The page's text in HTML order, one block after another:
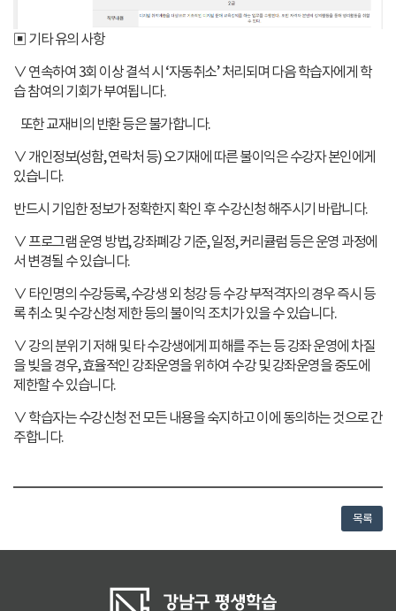
▣ 기타 유의 사항
∨ 연속하여 3회 이상 결석 시 ‘자동취소’ 처리되며 다음 학습자에게 학
습 참여의 기회가 부여됩니다.
또한 교재비의 반환 등은 불가합니다.
∨ 개인정보(성함, 연락처 등) 오기재에 따른 불이익은 수강자 본인에게
있습니다.
반드시 기입한 정보가 정확한지 확인 후 수강신청 해주시기 바랍니다.
∨ 프로그램 운영 방법, 강좌폐강 기준, 일정, 커리큘럼 등은 운영 과정에
서 변경될 수 있습니다.
∨ 타인명의 수강등록, 수강생 외 청강 등 수강 부적격자의 경우 즉시 등
록 취소 및 수강신청 제한 등의 불이익 조치가 있을 수 있습니다.
∨ 강의 분위기 저해 및 타 수강생에게 피해를 주는 등 강좌 운영에 차질
을 빚을 경우, 효율적인 강좌운영을 위하여 수강 및 강좌운영을 중도에
제한할 수 있습니다.
∨ 학습자는 수강신청 전 모든 내용을 숙지하고 이에 동의하는 것으로 간
주합니다.
목록